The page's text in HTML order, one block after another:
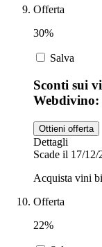
Offerta
30%
Salva
Sconti sui
Ottieni offerta
Dettagli
Scade il 17/12/
Acquista vini
Offerta
22%